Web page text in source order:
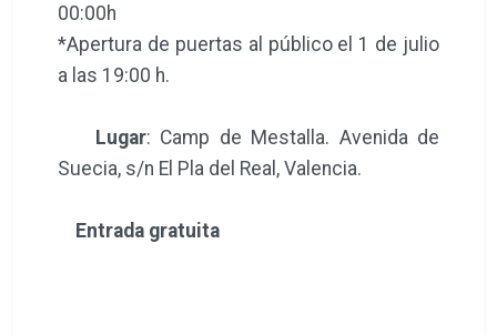
00:00h
*Apertura de puertas al público el 1 de julio
a las 19:00 h.
Lugar: Camp de Mestalla. Avenida de
Suecia, s/n El Pla del Real, Valencia.
Entrada gratuita